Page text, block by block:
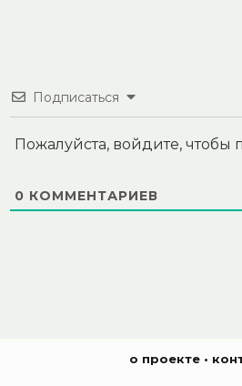
Подписаться
Пожалуйста, войдите, чтобы
0 КОММЕНТАРИЕВ
о проекте •